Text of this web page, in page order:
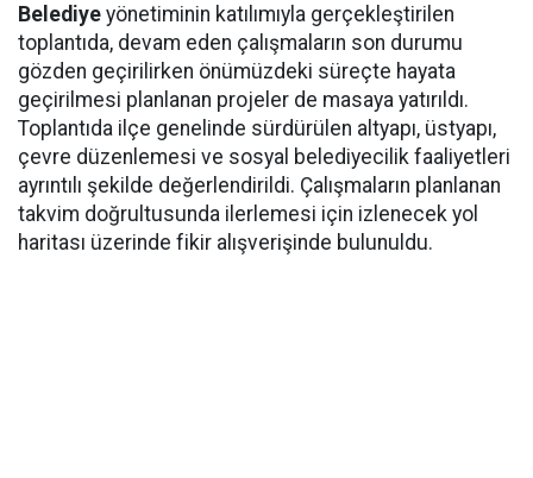
Belediye yönetiminin katılımıyla gerçekleştirilen
toplantıda, devam eden çalışmaların son durumu
gözden geçirilirken önümüzdeki süreçte hayata
geçirilmesi planlanan projeler de masaya yatırıldı.
Toplantıda ilçe genelinde sürdürülen altyapı, üstyapı,
çevre düzenlemesi ve sosyal belediyecilik faaliyetleri
ayrıntılı şekilde değerlendirildi. Çalışmaların planlanan
takvim doğrultusunda ilerlemesi için izlenecek yol
haritası üzerinde fikir alışverişinde bulunuldu.